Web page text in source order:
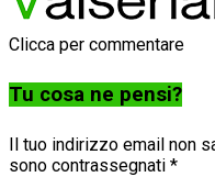
Clicca per commentare
Tu cosa ne pensi?
Il tuo indirizzo email non
sono contrassegnati *